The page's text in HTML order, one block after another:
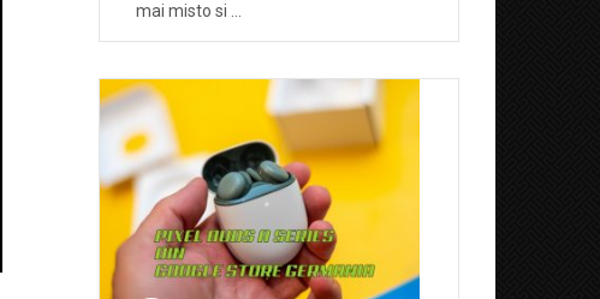
mai misto si …